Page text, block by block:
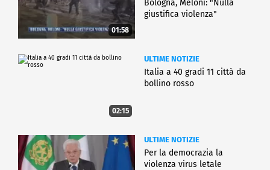
01:58
Bologna, Meloni: "Nulla
giustifica violenza"
02:15
ULTIME NOTIZIE
Italia a 40 gradi 11 città da
bollino rosso
ULTIME NOTIZIE
Per la democrazia la
violenza virus letale